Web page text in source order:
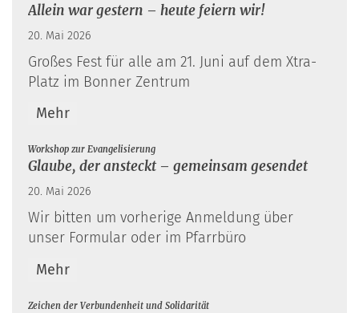
Allein war gestern – heute feiern wir!
20. Mai 2026
Großes Fest für alle am 21. Juni auf dem Xtra-
Platz im Bonner Zentrum
Mehr
Workshop zur Evangelisierung:
Glaube, der ansteckt – gemeinsam gesendet
20. Mai 2026
Wir bitten um vorherige Anmeldung über
unser Formular oder im Pfarrbüro
Mehr
Zeichen der Verbundenheit und Solidarität: